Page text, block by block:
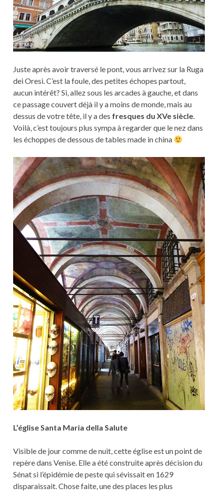
Juste après avoir traversé le pont, vous arrivez sur la Ruga
dei Oresi. C’est la foule, des petites échopes partout,
aucun intérêt? Si, allez sous les arcades à gauche, et dans
ce passage couvert déjà il y a moins de monde, mais au
dessus de votre tête, il y a des fresques du XVe siècle.
Voilà, c’est toujours plus sympa à regarder que le nez dans
les échoppes de dessous de tables made in china
L’église Santa Maria della Salute
Visible de jour comme de nuit, cette église est un point de
repère dans Venise. Elle a été construite après décision du
Sénat si l’épidémie de peste qui sévissait en 1629
disparaissait. Chose faite, une des places les plus